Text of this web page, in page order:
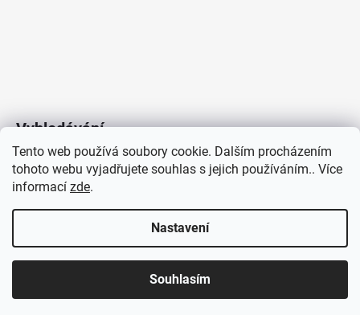
Tento web používá soubory cookie. Dalším procházením
tohoto webu vyjadřujete souhlas s jejich používáním.. Více
informací zde.
Nastavení
Souhlasím
Vyhledávání
/
J&K
Vytvořil Shoptet
Copyright 2026
Elektroradce.cz. Všechna